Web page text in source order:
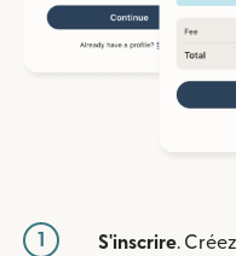
1 S'inscrire.